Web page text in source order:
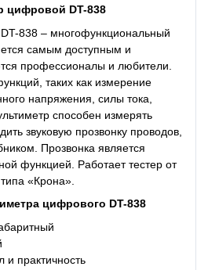
цифровой DT-838
838 – многофункциональный
самым доступным и
профессионалы и любители.
таких как измерение
напряжения, силы тока,
способен измерять
звуковую прозвонку проводов,
Прозвонка является
функцией. Работает тестер от
«Крона».
цифрового DT-838
практичность